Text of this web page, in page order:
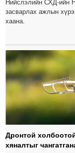
засварлах ажлын
хаана.
Дронтой
хяналтыг